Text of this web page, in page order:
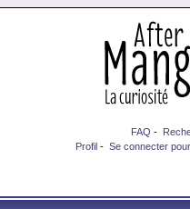
FAQ -
Profil - Se connecter